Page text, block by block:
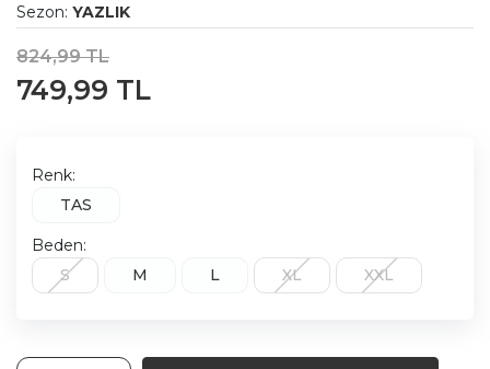
Sezon: YAZLIK
824,99 TL
749,99 TL
Renk:
TAS
Beden:
S
M L XL XXL